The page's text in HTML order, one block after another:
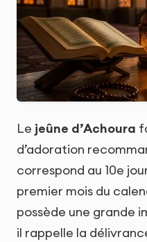
Le jeûne d’Achoura
d’adoration
correspond au 10e
premier mois du
possède une grande
il rappelle la